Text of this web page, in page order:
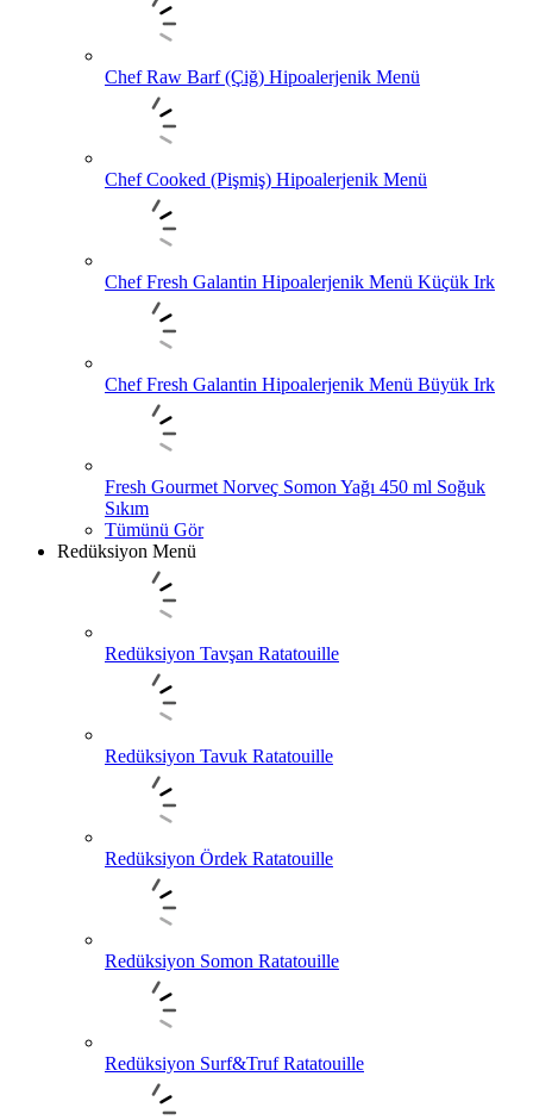
Chef Raw Barf (Çiğ) Hipoalerjenik Menü
Chef Cooked (Pişmiş) Hipoalerjenik Menü
Chef Fresh Galantin Hipoalerjenik Menü Küçük Irk
Chef Fresh Galantin Hipoalerjenik Menü Büyük Irk
Fresh Gourmet Norveç Somon Yağı 450 ml Soğuk
Sıkım
Tümünü Gör
Redüksiyon Menü
Redüksiyon Tavşan Ratatouille
Redüksiyon Tavuk Ratatouille
Redüksiyon Ördek Ratatouille
Redüksiyon Somon Ratatouille
Redüksiyon Surf&Truf Ratatouille